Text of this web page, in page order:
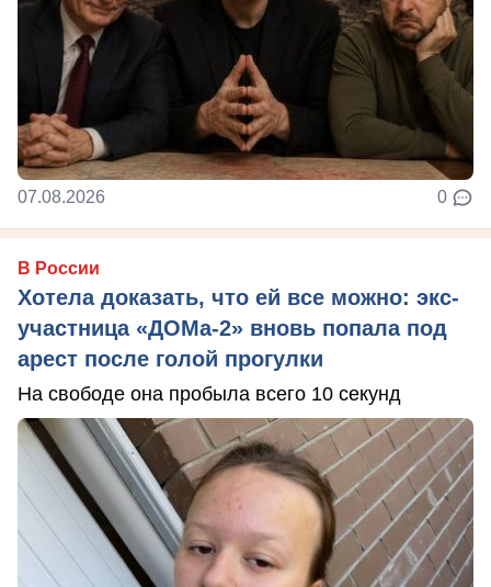
07.08.2026 0
В России
Хотела доказать, что ей все можно: экс-
участница «ДОМа-2» вновь попала под
арест после голой прогулки
На свободе она пробыла всего 10 секунд